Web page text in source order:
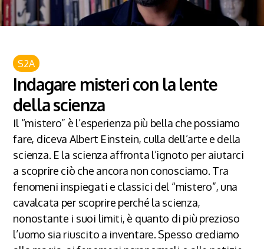
S2A
Indagare misteri con la lente
della scienza
Il “mistero” è l’esperienza più bella che possiamo
fare, diceva Albert Einstein, culla dell’arte e della
scienza. E la scienza affronta l’ignoto per aiutarci
a scoprire ciò che ancora non conosciamo. Tra
fenomeni inspiegati e classici del “mistero”, una
cavalcata per scoprire perché la scienza,
nonostante i suoi limiti, è quanto di più prezioso
l’uomo sia riuscito a inventare. Spesso crediamo